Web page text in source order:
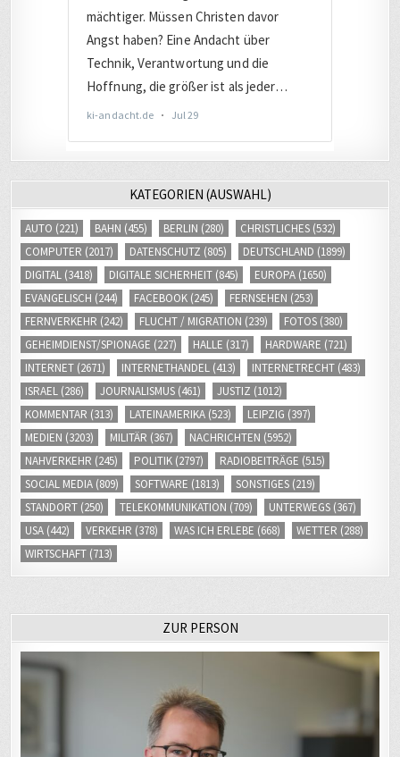
AUTO(221) BAHN(455) BERLIN(280) CHRISTLICHES(532)
COMPUTER
(2017) DATENSCHUTZ (805) DEUTSCHLAND(1899)
DIGITAL (3418) DIGITALE SICHERHEIT(845) EUROPA(1650)
EVANGELISCH (244) FACEBOOK(245) FERNSEHEN(253)
FERNVERKEHR(242) FLUCHT / MIGRATION(239) FOTOS
GEHEIMDIENST/SPIONAGE(227) HALLE (317) HARDWARE(721)
INTERNET(2671) INTERNETHANDEL(413) INTERNETRECHT(483)
ISRAEL(286) JOURNALISMUS(461) JUSTIZ
(1012)
KOMMENTAR
(313) LATEINAMERIKA (523) LEIPZIG
MEDIEN(3203) MILITÄR(367) NACHRICHTEN(5952)
NAHVERKEHR(245) POLITIK (2797) RADIOBEITRÄGE
SOCIAL MEDIA (809) SOFTWARE(1813) SONSTIGES(219)
STANDORT(250) TELEKOMMUNIKATION (709) UNTERWEGS
USA(442) VERKEHR(378) WAS ICH ERLEBE (668) WETTER(288)
WIRTSCHAFT(713)